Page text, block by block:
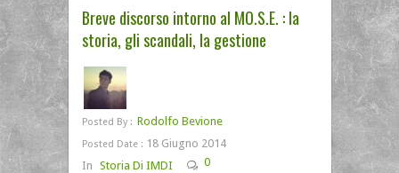
Breve discorso intorno al MO.S.E. : la
storia, gli scandali, la gestione
Posted By : Rodolfo Bevione
Posted Date : 18 Giugno 2014
In Storia Di IMDI 0